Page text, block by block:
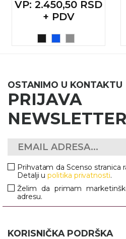
VP: 2.450,50 RSD
+ PDV
OSTANIMO U KONTAKTU
NEWSLETTER
Prihvatam da Scenso stranica
Detalji upolitika privatnosti.
Želim da primam
adresu.
KORISNIČKA PODRŠKA